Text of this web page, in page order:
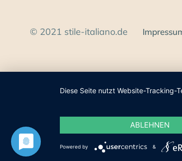
© 2021 stile-italiano.de
Diese Seite nutzt Website-Tracking-
ABLEHNEN
Powered by &